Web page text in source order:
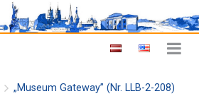
„Museum Gateway” (Nr. LLB-2-208)